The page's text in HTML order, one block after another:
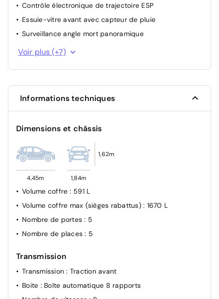
Contrôle électronique de trajectoire ESP
Essuie-vitre avant avec capteur de pluie
Surveillance angle mort panoramique
Sécurité enfant à l'arrière manuel
latéraux arrière
Projecteurs LED
Alerte active de franchissement involontaire de ligne
Airbag passager avant déconnectable manuellement
Verrouillage automatique des ouvrants en roulant
Voir plus (+7)
Informations techniques
Dimensions et châssis
4,45m 1,84m
1,62m
Volume coffre : 591 L
Volume coffre max (sièges rabattus) : 1670 L
Nombre de portes: 5
Nombre de places: 5
Transmission
Transmission: Traction avant
Boite : Boîte automatique 8 rapports